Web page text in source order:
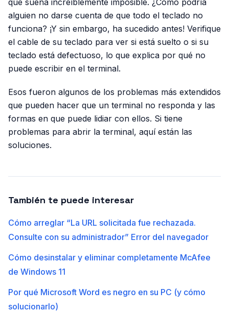
alguien no darse cuenta de que todo el teclado no
funciona? ¡Y sin embargo, ha sucedido antes! Verifique
el cable de su teclado para ver si está suelto o si su
teclado está defectuoso, lo que explica por qué no
puede escribir en el terminal.
Esos fueron algunos de los problemas más extendidos
que pueden hacer que un terminal no responda y las
formas en que puede lidiar con ellos. Si tiene
problemas para abrir la terminal, aquí están las
soluciones.
También te puede interesar
Cómo arreglar “La URL solicitada fue rechazada.
Consulte con su administrador” Error del navegador
Cómo desinstalar y eliminar completamente McAfee
de Windows 11
Por qué Microsoft Word es negro en su PC (y cómo
solucionarlo)